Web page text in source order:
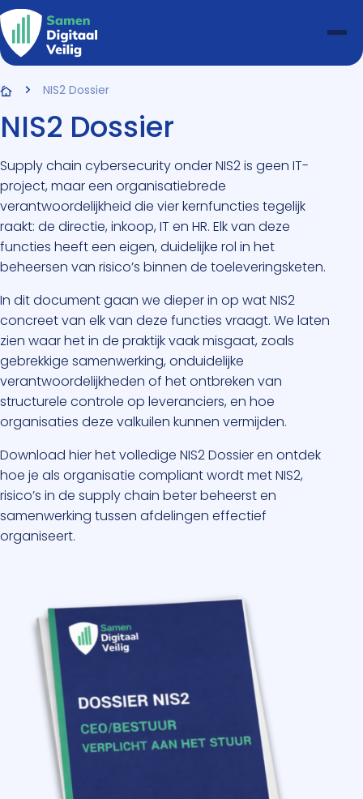
NIS2 Dossier
NIS2 Dossier
Supply chain cybersecurity onder NIS2 is geen IT-
project, maar een organisatiebrede
verantwoordelijkheid die vier kernfuncties tegelijk
raakt: de directie, inkoop, IT en HR. Elk van deze
functies heeft een eigen, duidelijke rol in het
beheersen van risico’s binnen de toeleveringsketen.
In dit document gaan we dieper in op wat NIS2
concreet van elk van deze functies vraagt. We laten
zien waar het in de praktijk vaak misgaat, zoals
gebrekkige samenwerking, onduidelijke
verantwoordelijkheden of het ontbreken van
structurele controle op leveranciers, en hoe
organisaties deze valkuilen kunnen vermijden.
Download hier het volledige NIS2 Dossier en ontdek
hoe je als organisatie compliant wordt met NIS2,
risico’s in de supply chain beter beheerst en
samenwerking tussen afdelingen effectief
organiseert.